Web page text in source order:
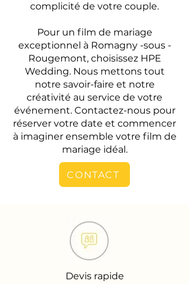
complicité de votre couple.
Pour un film de mariage
exceptionnel à Romagny -sous -
Rougemont, choisissez HPE
Wedding. Nous mettons tout
notre savoir-faire et notre
créativité au service de votre
événement. Contactez-nous pour
réserver votre date et commencer
à imaginer ensemble votre film de
mariage idéal.
CONTACT
Devis rapide